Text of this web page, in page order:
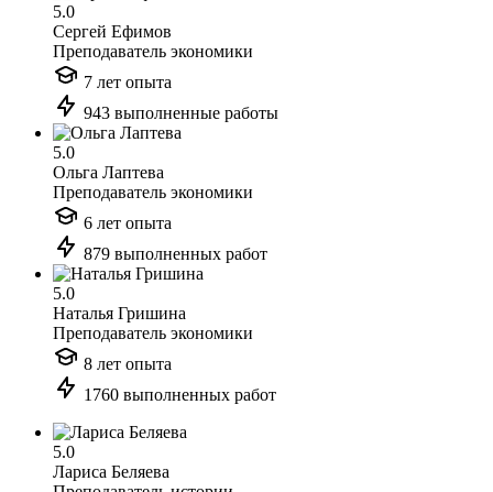
5.0
Сергей Ефимов
Преподаватель экономики
7 лет опыта
943 выполненные работы
5.0
Ольга Лаптева
Преподаватель экономики
6 лет опыта
879 выполненных работ
5.0
Наталья Гришина
Преподаватель экономики
8 лет опыта
1760 выполненных работ
5.0
Лариса Беляева